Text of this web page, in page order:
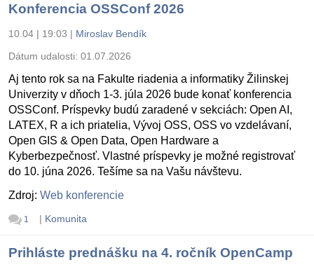
Konferencia OSSConf 2026
10.04 | 19:03 | Miroslav Bendík
Dátum udalosti: 01.07.2026
Aj tento rok sa na Fakulte riadenia a informatiky Žilinskej
Univerzity v dňoch 1-3. júla 2026 bude konať konferencia
OSSConf. Príspevky budú zaradené v sekciách: Open AI,
LATEX, R a ich priatelia, Vývoj OSS, OSS vo vzdelávaní,
Open GIS & Open Data, Open Hardware a
Kyberbezpečnosť. Vlastné príspevky je možné registrovať
do 10. júna 2026. Tešíme sa na Vašu návštevu.
Zdroj: Web konferencie
1 | Komunita
Prihláste prednášku na 4. ročník OpenCamp